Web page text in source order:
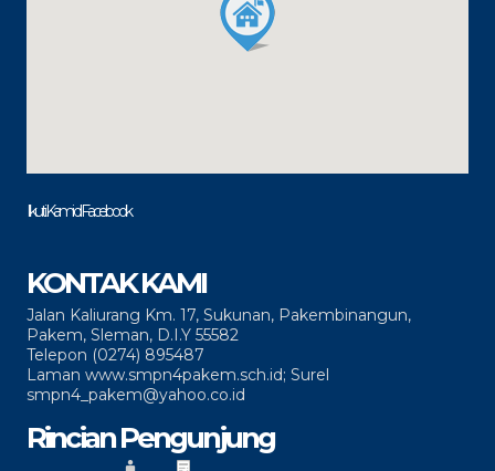
Ikuti Kami di Facebook
KONTAK KAMI
Jalan Kaliurang Km. 17, Sukunan, Pakembinangun,
Pakem, Sleman, D.I.Y 55582
Telepon (0274) 895487
Laman www.smpn4pakem.sch.id; Surel
smpn4_pakem@yahoo.co.id
Rincian Pengunjung